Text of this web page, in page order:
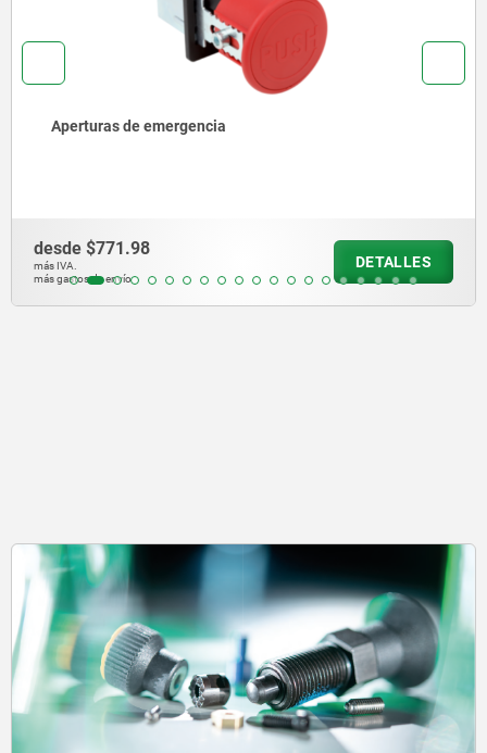
de emergencia
$771.98
de envío
DETALLES